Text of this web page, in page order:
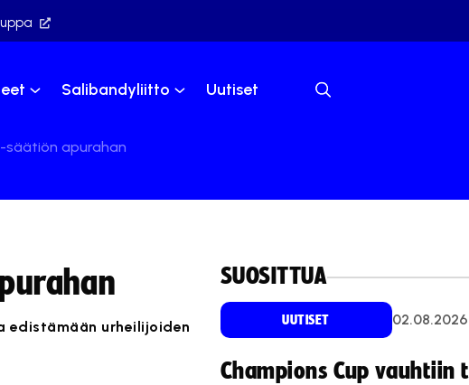
Salibandyliitto Uutiset
säätiön apurahan
edistämään urheilijoiden
SUOSITTUA
UUTISET 02.08.2026
Champions Cup vauhtiin